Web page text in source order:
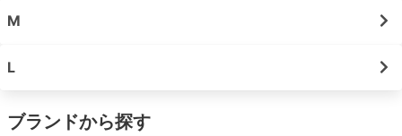
M
L
ブランドから探す